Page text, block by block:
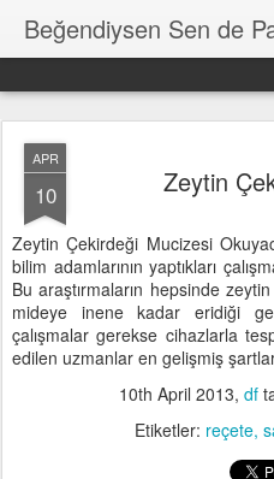
APR
10 Zeytin
Zeytin Çekirdeği Mucizesi
bilim adamlarının yaptıkları
Bu araştırmaların hepsinde
mideye inene kadar eridiği
çalışmalar gerekse cihazlarla
edilen uzmanlar en gelişmiş
10th April 2013, df
Etiketler: reçete